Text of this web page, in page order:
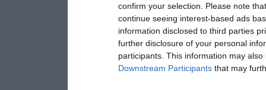
confirm your selection. Please note
continue seeing interest-based ads
information disclosed to third parties
further disclosure of your personal
participants. This information may
Downstream Participants that may